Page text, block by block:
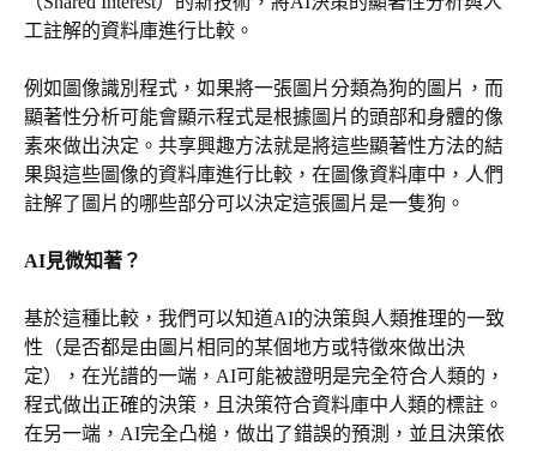
工註解的資料庫進行比較。
例如圖像識別程式，如果將一張圖片分類為狗的圖片，而
顯著性分析可能會顯示程式是根據圖片的頭部和身體的像
素來做出決定。共享興趣方法就是將這些顯著性方法的結
果與這些圖像的資料庫進行比較，在圖像資料庫中，人們
註解了圖片的哪些部分可以決定這張圖片是一隻狗。
AI見微知著？
基於這種比較，我們可以知道AI的決策與人類推理的一致
性（是否都是由圖片相同的某個地方或特徵來做出決
定），在光譜的一端，AI可能被證明是完全符合人類的，
程式做出正確的決策，且決策符合資料庫中人類的標註。
在另一端，AI完全凸槌，做出了錯誤的預測，並且決策依